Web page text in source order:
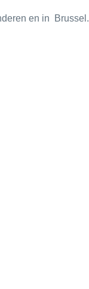
en in Brussel.